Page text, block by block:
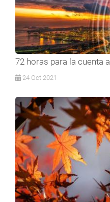
72 horas para la cuenta
24 Oct 2021